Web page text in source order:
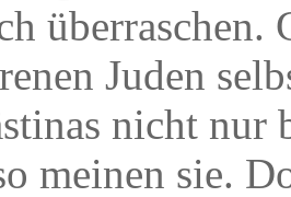
überraschen.
Juden
nicht nur
meinen sie.